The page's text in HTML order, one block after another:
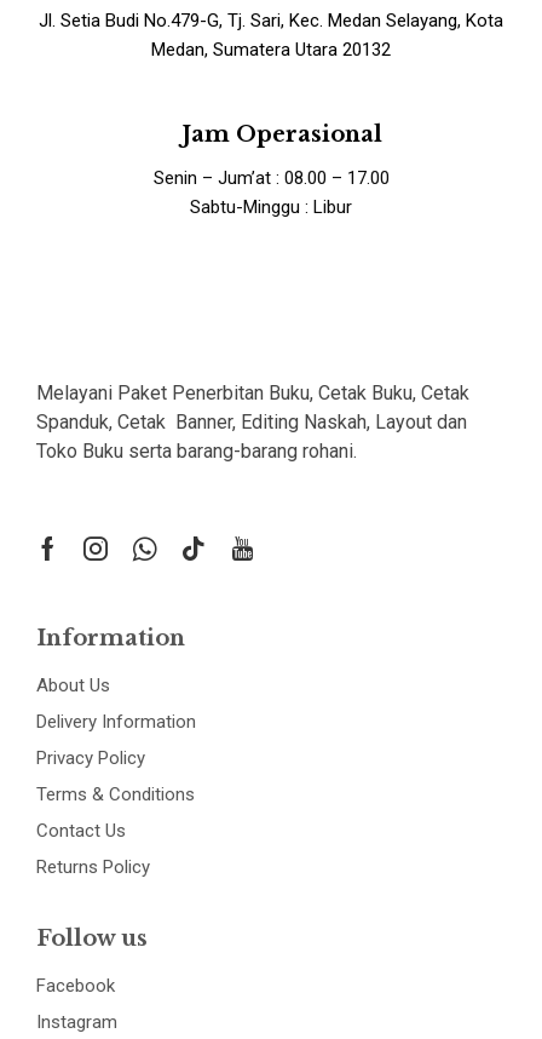
Jl. Setia Budi No.479-G, Tj. Sari, Kec. Medan Selayang, Kota
Medan, Sumatera Utara 20132
Jam Operasional
Senin – Jum’at : 08.00 – 17.00
Sabtu-Minggu : Libur
Melayani Paket Penerbitan Buku, Cetak Buku, Cetak
Spanduk, Cetak Banner, Editing Naskah, Layout dan
Toko Buku serta barang-barang rohani.
Information
About Us
Delivery Information
Privacy Policy
Terms & Conditions
Contact Us
Returns Policy
Follow us
Facebook
Instagram